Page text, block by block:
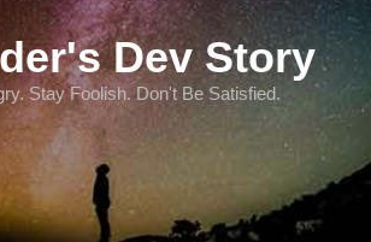
Dev Story
Stay Foolish. Don't Be Satisfied.